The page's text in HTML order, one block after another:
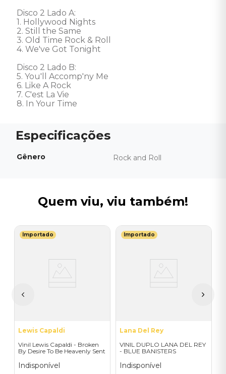
Disco 2 Lado A:
1. Hollywood Nights
2. Still the Same
3. Old Time Rock & Roll
4. We've Got Tonight
Disco 2 Lado B:
5. You'll Accomp'ny Me
6. Like A Rock
7. C'est La Vie
8. In Your Time
Gênero Rock and Roll
Quem viu, viu também!
Importado
Lewis Capaldi
Vinil Lewis Capaldi - Broken
By Desire To Be Heavenly Sent
Indisponível
Importado
Lana Del Rey
VINIL DUPLO LANA DEL REY
- BLUE BANISTERS
- IMPORTADO
Indisponível